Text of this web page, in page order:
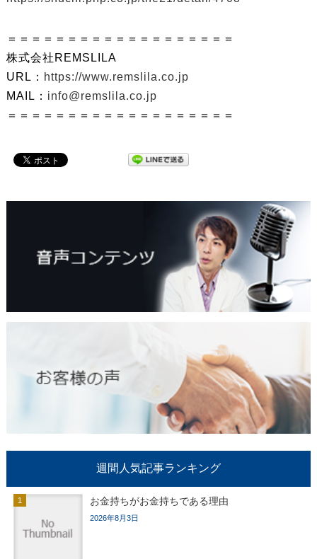
＝＝＝＝＝＝＝＝＝＝＝＝＝＝＝＝＝＝＝
株式会社REMSLILA
URL： https://www.remslila.co.jp
MAIL： info@remslila.co.jp
＝＝＝＝＝＝＝＝＝＝＝＝＝＝＝＝＝＝＝
週間人気記事ランキング
お金持ちがお金持ちである理由
2026年8月3日